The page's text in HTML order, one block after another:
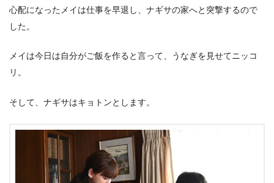
心配になったメイは仕事を早退し、ナギサの家へと突撃するので
した。
メイは今日は自分がご飯を作ると言って、うなぎを見せてニッコ
リ。
そして、ナギサはキョトンとします。